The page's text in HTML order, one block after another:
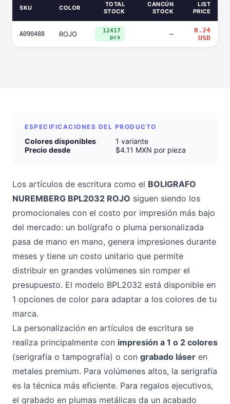
SKU COLOR
TOTAL
STOCK
CANCÚN
STOCK
LIST
PRICE
A090488 ROJO
12417
pcs
—
0.24
USD
ESPECIFICACIONES DEL PRODUCTO
Colores disponibles
1 variante
Precio desde
$4.11 MXN por pieza
Los artículos de escritura como el BOLIGRAFO
NUREMBERG BPL2032 ROJO siguen siendo los
promocionales con el costo por impresión más bajo
del mercado: un bolígrafo o pluma personalizada
pasa de mano en mano, genera impresiones durante
meses y tiene un costo unitario que permite
distribuir en grandes volúmenes sin romper el
presupuesto. El modelo BPL2032 está disponible en
1 opciones de color para adaptar a los colores de tu
marca.
La personalización en artículos de escritura se
realiza principalmente con impresión a 1 o 2 colores
(serigrafía o tampografía) o con grabado láser en
metales premium. Para volúmenes altos, la serigrafía
es la técnica más eficiente. Para regalos ejecutivos,
el grabado en plumas metálicas da un acabado